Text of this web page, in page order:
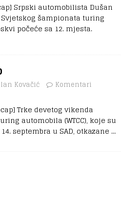
Srpski automobilista Dušan
šampionata turing
počeće sa 12. mjesta.
Kovačić
Komentari
Trke devetog vikenda
automobila (WTCC), koje su
septembra u SAD, otkazane …